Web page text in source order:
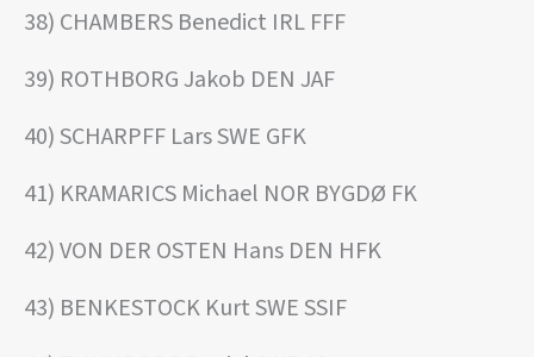
38) CHAMBERS Benedict IRL FFF
39) ROTHBORG Jakob DEN JAF
40) SCHARPFF Lars SWE GFK
41) KRAMARICS Michael NOR BYGDØ FK
42) VON DER OSTEN Hans DEN HFK
43) BENKESTOCK Kurt SWE SSIF